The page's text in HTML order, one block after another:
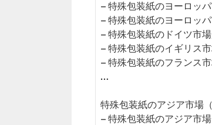
– 特殊包装紙のヨーロッ
– 特殊包装紙のヨーロッ
– 特殊包装紙のドイツ市
– 特殊包装紙のイギリス
– 特殊包装紙のフランス
…
特殊包装紙のアジア市場
– 特殊包装紙のアジア市